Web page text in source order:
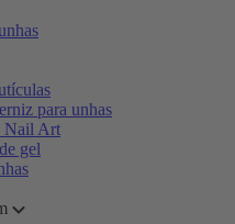
para unhas
Nail Art
gel